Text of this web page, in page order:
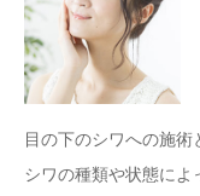
目の下のシワへの施術
シワの種類や状態によ